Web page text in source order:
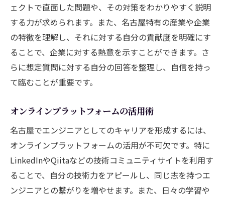
ェクトで直面した問題や、その対策をわかりやすく説明
する力が求められます。また、名古屋特有の産業や企業
の特徴を理解し、それに対する自分の貢献度を明確にす
ることで、企業に対する熱意を示すことができます。さ
らに想定質問に対する自分の回答を整理し、自信を持っ
て臨むことが重要です。
オンラインプラットフォームの活用術
名古屋でエンジニアとしてのキャリアを形成するには、
オンラインプラットフォームの活用が不可欠です。特に
LinkedInやQiitaなどの技術コミュニティサイトを利用す
ることで、自分の技術力をアピールし、同じ志を持つエ
ンジニアとの繋がりを増やせます。また、日々の学習や